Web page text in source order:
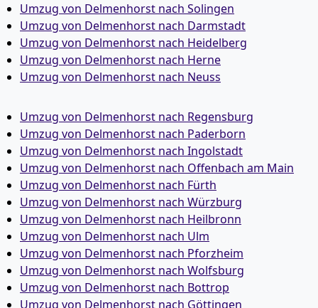
Umzug von Delmenhorst nach Solingen
Umzug von Delmenhorst nach Darmstadt
Umzug von Delmenhorst nach Heidelberg
Umzug von Delmenhorst nach Herne
Umzug von Delmenhorst nach Neuss
Umzug von Delmenhorst nach Regensburg
Umzug von Delmenhorst nach Paderborn
Umzug von Delmenhorst nach Ingolstadt
Umzug von Delmenhorst nach Offenbach am Main
Umzug von Delmenhorst nach Fürth
Umzug von Delmenhorst nach Würzburg
Umzug von Delmenhorst nach Heilbronn
Umzug von Delmenhorst nach Ulm
Umzug von Delmenhorst nach Pforzheim
Umzug von Delmenhorst nach Wolfsburg
Umzug von Delmenhorst nach Bottrop
Umzug von Delmenhorst nach Göttingen